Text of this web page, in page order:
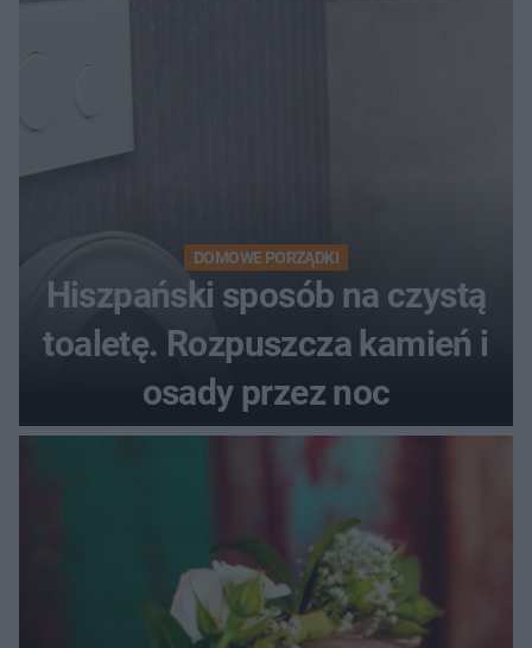
DOMOWE PORZĄDKI
Hiszpański sposób na czystą
toaletę. Rozpuszcza kamień i
osady przez noc